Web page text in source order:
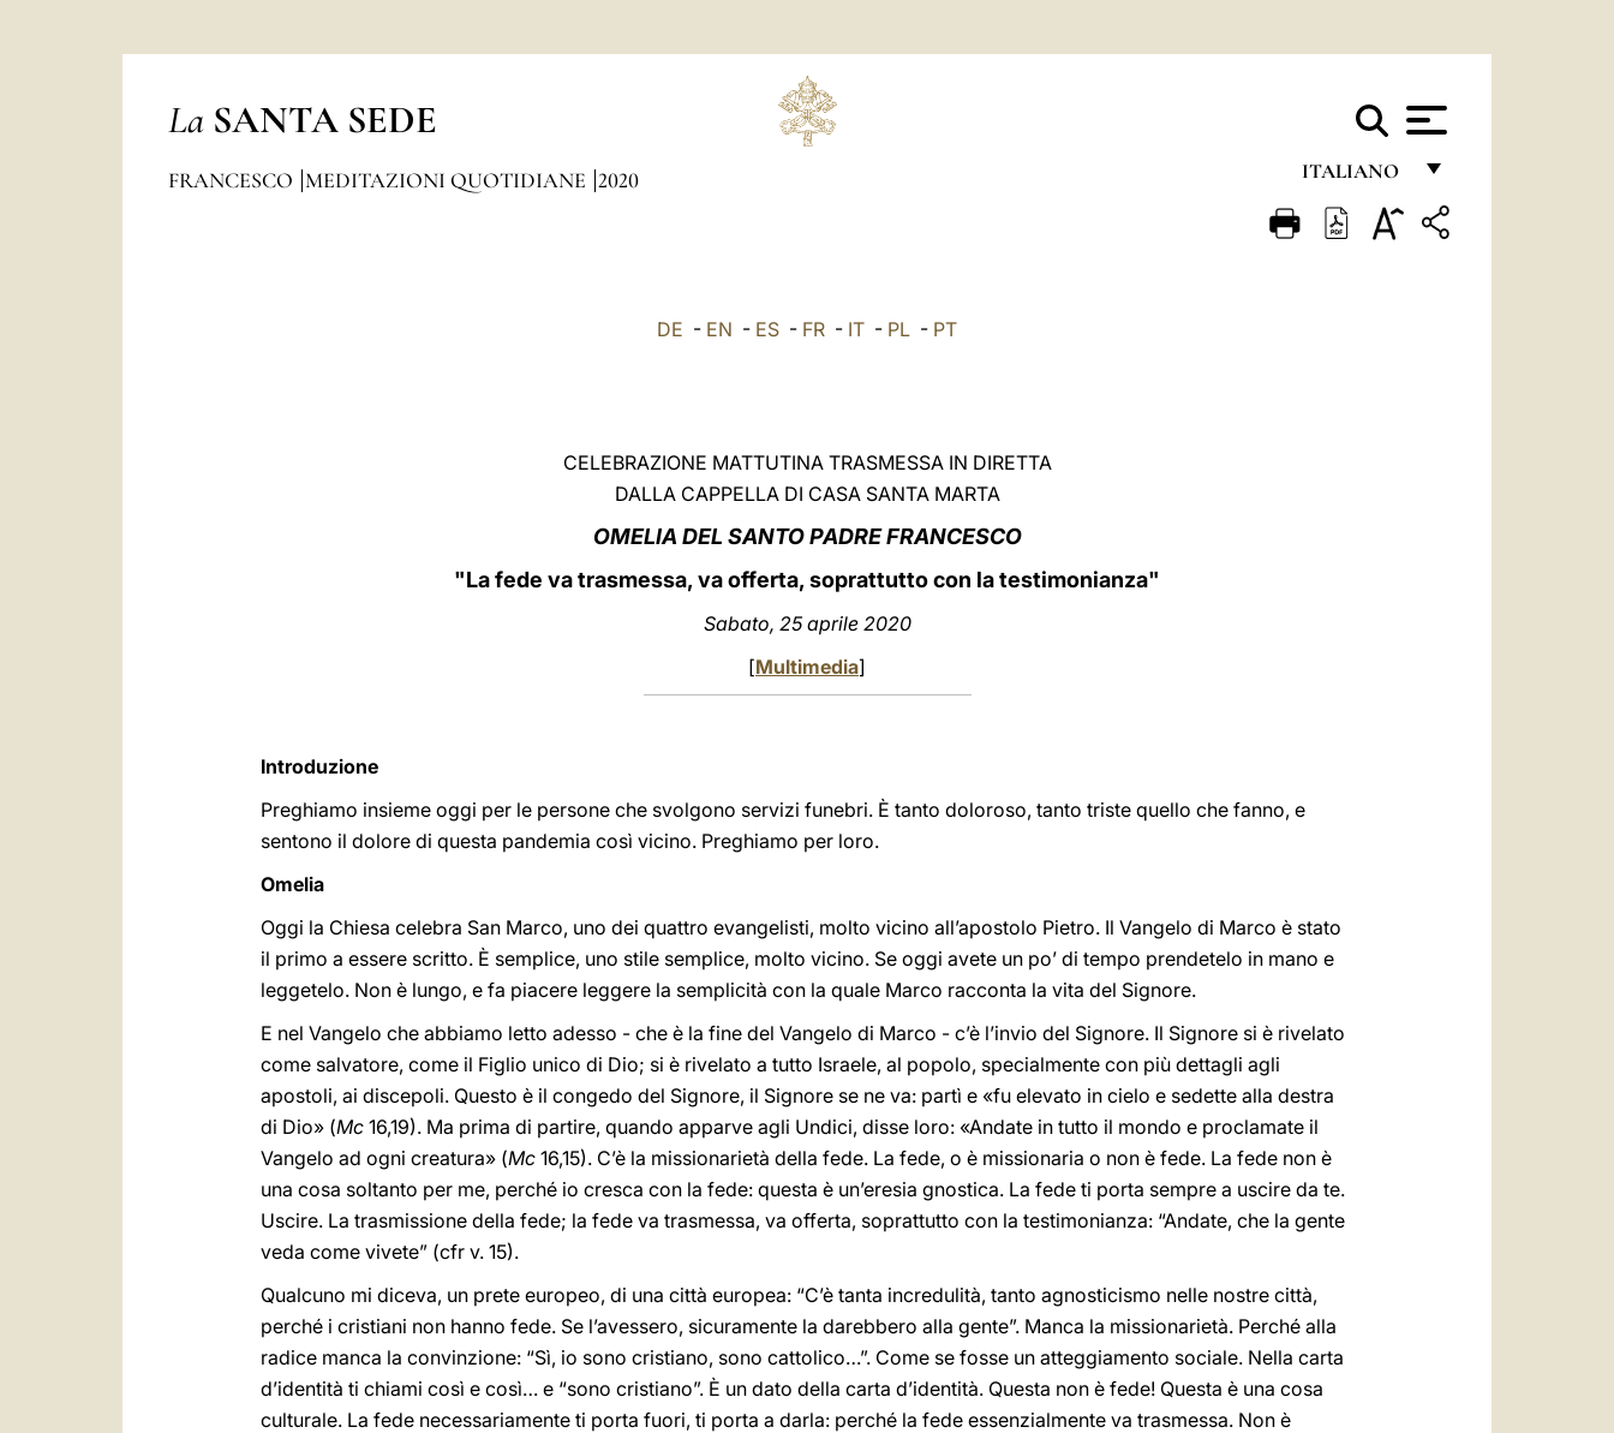
La SANTA SEDE
ITALIANO
FRANÇAIS
FRANCESCO MEDITAZIONI QUOTIDIANE 2020
DE - EN - ES - FR - IT - PL - PT
CELEBRAZIONE MATTUTINA TRASMESSA IN DIRETTA
DALLA CAPPELLA DI CASA SANTA MARTA
OMELIA DEL SANTO PADRE FRANCESCO
"La fede va trasmessa, va offerta, soprattutto con la testimonianza"
Sabato, 25 aprile 2020
[Multimedia]
Introduzione
Preghiamo insieme oggi per le persone che svolgono servizi funebri. È tanto doloroso, tanto triste quello che fanno, e
sentono il dolore di questa pandemia così vicino. Preghiamo per loro.
Omelia
Oggi la Chiesa celebra San Marco, uno dei quattro evangelisti, molto vicino all’apostolo Pietro. Il Vangelo di Marco è stato
il primo a essere scritto. È semplice, uno stile semplice, molto vicino. Se oggi avete un po’ di tempo prendetelo in mano e
leggetelo. Non è lungo, e fa piacere leggere la semplicità con la quale Marco racconta la vita del Signore.
E nel Vangelo che abbiamo letto adesso - che è la fine del Vangelo di Marco - c’è l’invio del Signore. Il Signore si è rivelato
come salvatore, come il Figlio unico di Dio; si è rivelato a tutto Israele, al popolo, specialmente con più dettagli agli
apostoli, ai discepoli. Questo è il congedo del Signore, il Signore se ne va: partì e «fu elevato in cielo e sedette alla destra
di Dio» (Mc 16,19). Ma prima di partire, quando apparve agli Undici, disse loro: «Andate in tutto il mondo e proclamate il
Vangelo ad ogni creatura» (Mc 16,15). C’è la missionarietà della fede. La fede, o è missionaria o non è fede. La fede non è
una cosa soltanto per me, perché io cresca con la fede: questa è un’eresia gnostica. La fede ti porta sempre a uscire da te.
Uscire. La trasmissione della fede; la fede va trasmessa, va offerta, soprattutto con la testimonianza: “Andate, che la gente
veda come vivete” (cfr v. 15).
Qualcuno mi diceva, un prete europeo, di una città europea: “C’è tanta incredulità, tanto agnosticismo nelle nostre città,
perché i cristiani non hanno fede. Se l’avessero, sicuramente la darebbero alla gente”. Manca la missionarietà. Perché alla
radice manca la convinzione: “Sì, io sono cristiano, sono cattolico…”. Come se fosse un atteggiamento sociale. Nella carta
d’identità ti chiami così e così… e “sono cristiano”. È un dato della carta d’identità. Questa non è fede! Questa è una cosa
culturale. La fede necessariamente ti porta fuori, ti porta a darla: perché la fede essenzialmente va trasmessa. Non è